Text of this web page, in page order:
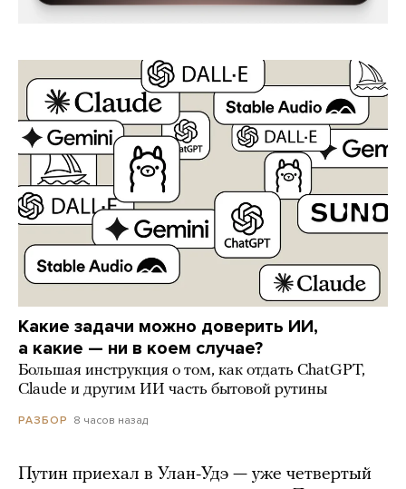
Какие задачи можно доверить ИИ,
а какие — ни в коем случае?
Большая инструкция о том, как отдать ChatGPT,
Claude и другим ИИ часть бытовой рутины
РАЗБОР 8 часов назад
Путин приехал в Улан-Удэ — уже четвертый